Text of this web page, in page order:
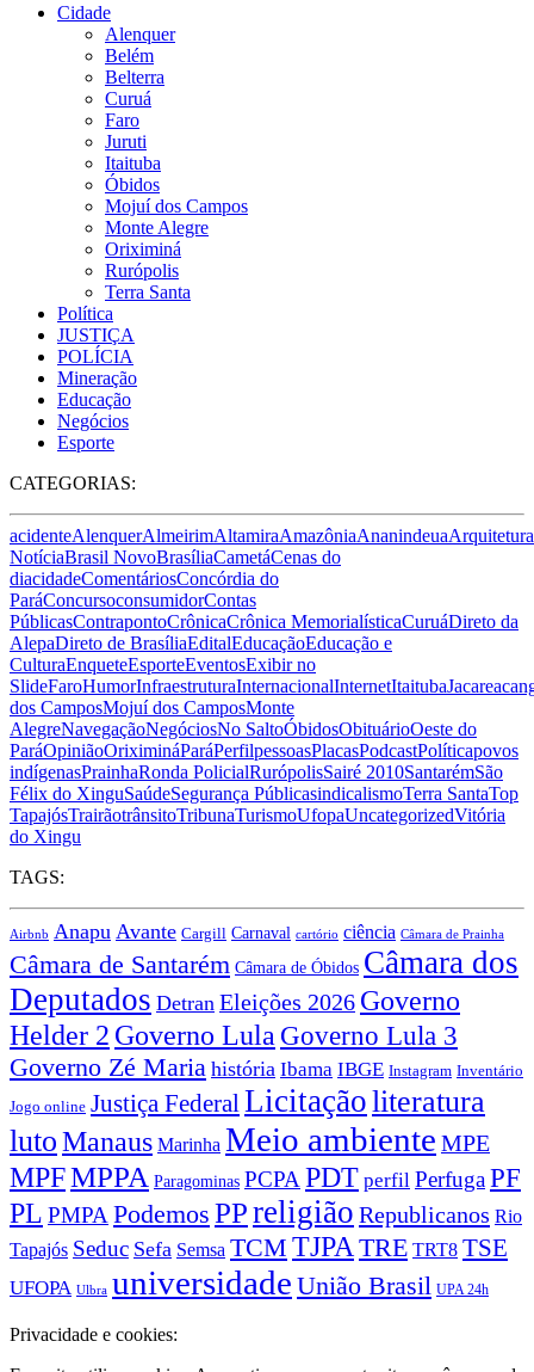
Cidade
Alenquer
Belém
Belterra
Curuá
Faro
Juruti
Itaituba
Óbidos
Mojuí dos Campos
Monte Alegre
Oriximiná
Rurópolis
Terra Santa
Política
JUSTIÇA
POLÍCIA
Mineração
Educação
Negócios
Esporte
CATEGORIAS:
acidenteAlenquerAlmeirimAltamiraAmazôniaAnanindeuaArquitetura
NotíciaBrasil NovoBrasíliaCametáCenas do
diacidadeComentáriosConcórdia do
ParáConcursoconsumidorContas
PúblicasContrapontoCrônicaCrônica MemorialísticaCuruáDireto da
AlepaDireto de BrasíliaEditalEducaçãoEducação e
CulturaEnqueteEsporteEventosExibir no
SlideFaroHumorInfraestruturaInternacionalInternetItaituba
dos CamposMojuí dos CamposMonte
AlegreNavegaçãoNegóciosNo SaltoÓbidosObituárioOeste do
ParáOpiniãoOriximináParáPerfilpessoasPlacasPodcastPolíticapovos
indígenasPrainhaRonda PolicialRurópolisSairé 2010SantarémSão
Félix do XinguSaúdeSegurança PúblicasindicalismoTerra SantaTop
TapajósTrairãotrânsitoTribunaTurismoUfopaUncategorizedVitória
do Xingu
TAGS:
Airbnb Anapu Avante Cargill Carnaval cartório ciência Câmara de Prainha
Câmara de Santarém Câmara de Óbidos Câmara dos
Deputados Detran Eleições 2026 Governo
Helder 2 Governo Lula Governo Lula 3
Governo Zé Maria história Ibama IBGE Instagram Inventário
Jogo online Justiça FederalLicitaçãoliteratura
lutoManaus Marinha Meio ambiente MPE
MPFMPPA Paragominas PCPA PDT perfil PerfugaPF
PL PMPA Podemos PPreligião Republicanos Rio
Tapajós Seduc Sefa Semsa TCM TJPA TRE TRT8 TSE
UFOPA Ulbra universidade União Brasil UPA 24h
Privacidade e cookies: